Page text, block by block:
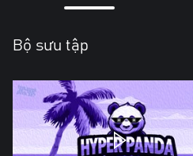
Bộ sưu tập